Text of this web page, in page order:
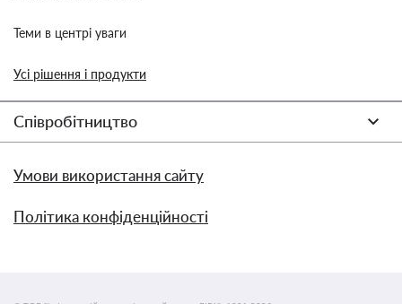
Теми в центрі уваги
Усі рішення і продукти
Співробітництво
Умови використання сайту
Політика конфіденційності